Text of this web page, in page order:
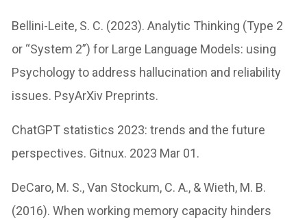
Bellini-Leite, S. C. (2023). Analytic Thinking (Type 2
or “System 2”) for Large Language Models: using
Psychology to address hallucination and reliability
issues. PsyArXiv Preprints.
ChatGPT statistics 2023: trends and the future
perspectives. Gitnux. 2023 Mar 01.
DeCaro, M. S., Van Stockum, C. A., & Wieth, M. B.
(2016). When working memory capacity hinders